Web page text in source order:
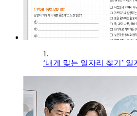
1.
‘내게 맞는 일자리 찾기’ 일